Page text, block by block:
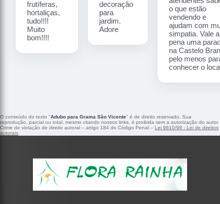
frutíferas,
hortaliças,
tudo!!!!
Muito
bom!!!!
decoração
para
jardim.
Adore
o que estão
vendendo e
ajudam com
simpatia. Vale a
pena uma
na Castelo
pelo menos
conhecer o
O conteúdo do texto "Adubo para Grama São Vicente" é de direito reservado. Sua
reprodução, parcial ou total, mesmo citando nossos links, é proibida sem a autorização do autor.
Crime de violação de direito autoral – artigo 184 do Código Penal – Lei 9610/98 - Lei de direitos
autorais